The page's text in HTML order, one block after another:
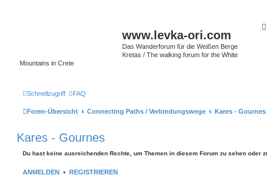
www.levka-ori.com
Das Wanderforum für die Weißen Berge
Kretas / The walking forum for the White
Mountains in Crete
Schnellzugriff FAQ
Foren-Übersicht Connecting Paths / Verbindungswege Kares - Gournes
Kares - Gournes
Du hast keine ausreichenden Rechte, um Themen in diesem Forum zu sehen oder
ANMELDEN • REGISTRIEREN